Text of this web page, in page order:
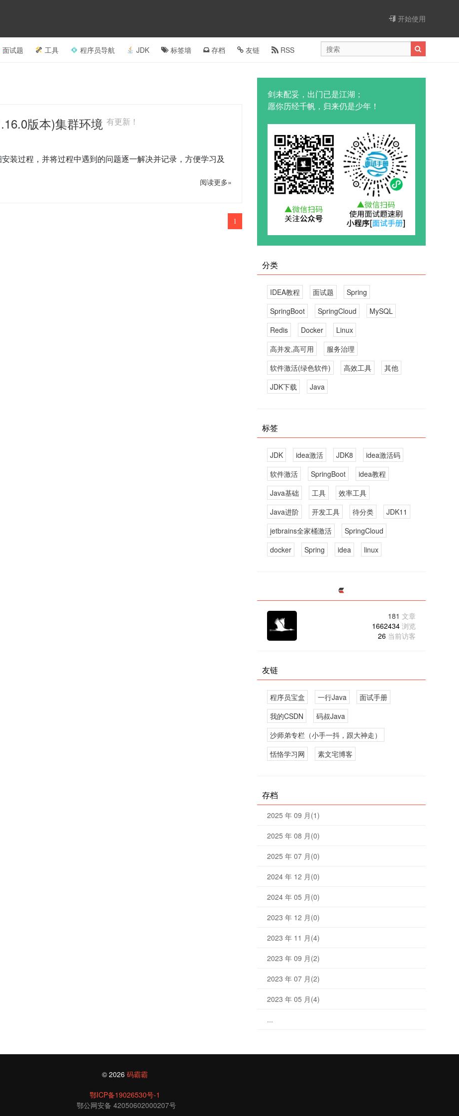
开始使用
面试题 工具 程序员导航 JDK 标签墙 存档 友链 RSS
版本)集群环境有更新！
装过程，并将过程中遇到的问题逐一解决并记录，方便学习及
阅读更多»
1
剑未配妥，出门已是江湖；
愿你历经千帆，归来仍是少年！
分类
IDEA教程 面试题
Spring
SpringBoot
SpringCloud
MySQL
Redis
Docker
Linux
高并发,高可用
服务治理
软件激活(绿色软件)
高效工具
其他
JDK下载
Java
标签
JDK idea激活 JDK8
idea激活码
软件激活
SpringBoot
idea教程
Java基础
工具
效率工具
Java进阶
开发工具 待分类
JDK11
jetbrains全家桶激活
SpringCloud
docker
Spring idea linux
181 文章
1662434 浏览
26 当前访客
友链
程序员宝盒 一行Java
面试手册
我的CSDN
码叔Java
沙师弟专栏（小手一抖，跟大神走）
恬恪学习网
素文宅博客
存档
2025 年 09 月(1)
2025 年 08 月(0)
2025 年 07 月(0)
2024 年 12 月(0)
2024 年 05 月(0)
2023 年 12 月(0)
2023 年 11 月(4)
2023 年 09 月(2)
2023 年 07 月(2)
2023 年 05 月(4)
...
© 2026 码霸霸
鄂ICP备19026530号-1
鄂公网安备 42050602000207号